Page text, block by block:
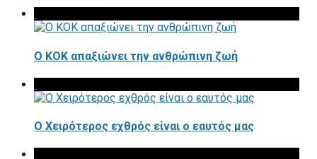
Ο ΚΟΚ απαξιώνει την ανθρώπινη ζωή
Ο Χειρότερος εχθρός είναι ο εαυτός μας